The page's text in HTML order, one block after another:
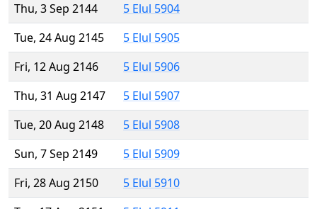
Thu, 3 Sep 2144
5 Elul 5904
Tue, 24 Aug 2145
5 Elul 5905
Fri, 12 Aug 2146
5 Elul 5906
Thu, 31 Aug 2147
5 Elul 5907
Tue, 20 Aug 2148
5 Elul 5908
Sun, 7 Sep 2149
5 Elul 5909
Fri, 28 Aug 2150
5 Elul 5910